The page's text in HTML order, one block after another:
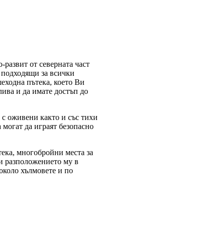
от северната част
за всички
пътека, което Ви
и да имате достъп до
оживени както и със тихи
да играят безопасно
многобройни места за
разположението му в
хълмовете и по